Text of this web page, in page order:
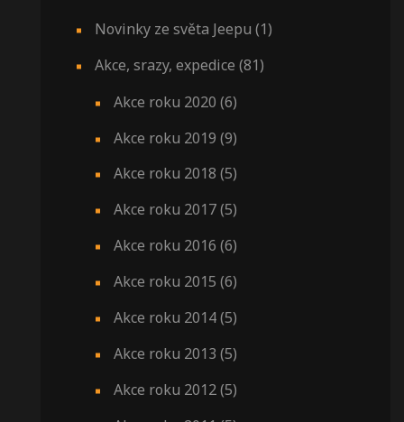
Novinky ze světa Jeepu (1)
Akce, srazy, expedice (81)
Akce roku 2020 (6)
Akce roku 2019 (9)
Akce roku 2018 (5)
Akce roku 2017(5)
Akce roku 2016 (6)
Akce roku 2015 (6)
Akce roku 2014(5)
Akce roku 2013 (5)
Akce roku 2012(5)